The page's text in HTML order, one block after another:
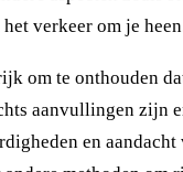
verkeer om je
om te onthouden
aanvullingen zijn
en aandacht